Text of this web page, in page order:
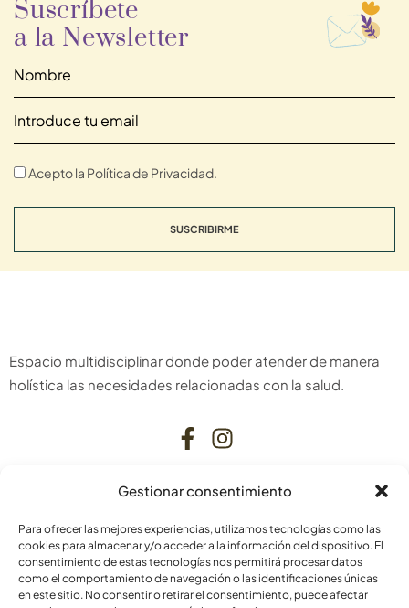
Gestionar consentimiento
Para ofrecer las mejores experiencias, utilizamos tecnologías como las
cookies para almacenar y/o acceder a la información del dispositivo. El
consentimiento de estas tecnologías nos permitirá procesar datos
como el comportamiento de navegación o las identificaciones únicas
en este sitio. No consentir o retirar el consentimiento, puede afectar
Suscríbete
a la Newsletter
Acepto la Política de Privacidad.
SUSCRIBIRME
Espacio multidisciplinar donde poder atender de manera
holística las necesidades relacionadas con la salud.
C. Bardenas Reales, 11, bajo
31006 Pamplona
Navarra